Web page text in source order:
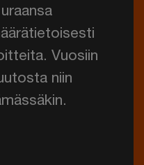
Vuosiin
niin